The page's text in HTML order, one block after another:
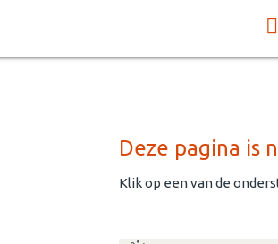
Deze pagina is
Klik op een van de